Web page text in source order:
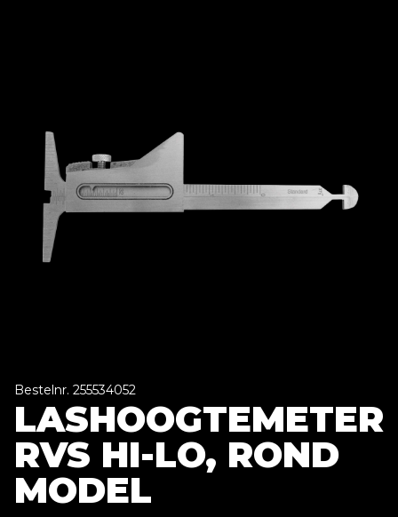
Bestelnr. 255534052
LASHOOGTEMETER
RVS HI-LO, ROND
MODEL